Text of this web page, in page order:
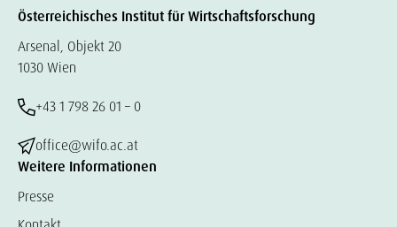
Österreichisches Institut für Wirtschaftsforschung
Arsenal, Objekt 20
1030 Wien
+43 1 798 26 01 – 0
office@wifo.ac.at
Weitere Informationen
Presse